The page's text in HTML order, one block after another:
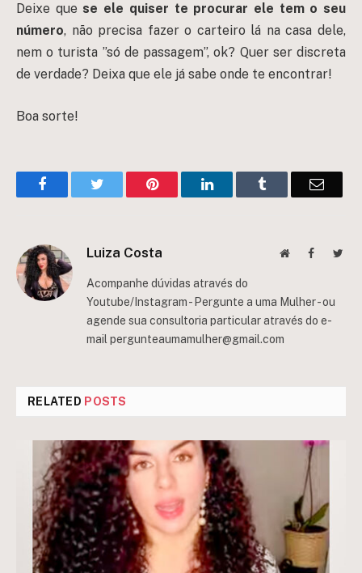
Deixe quese ele quiser te procurar ele tem o seu
número, não precisa fazer o carteiro lá na casa dele,
nem o turista ”só de passagem”, ok? Quer ser discreta
de verdade? Deixa que ele já sabe onde te encontrar!
Boa sorte!
FacebookTwitter Pinterest LinkedInTumblr Email
Luiza Costa WebsiteFacebook
Acompanhe dúvidas através do
Youtube/Instagram - Pergunte a uma Mulher - ou
agende sua consultoria particular através do e-
mail pergunteaumamulher@gmail.com
RELATED POSTS